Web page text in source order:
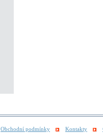
Obchodní podmínky Kontakty